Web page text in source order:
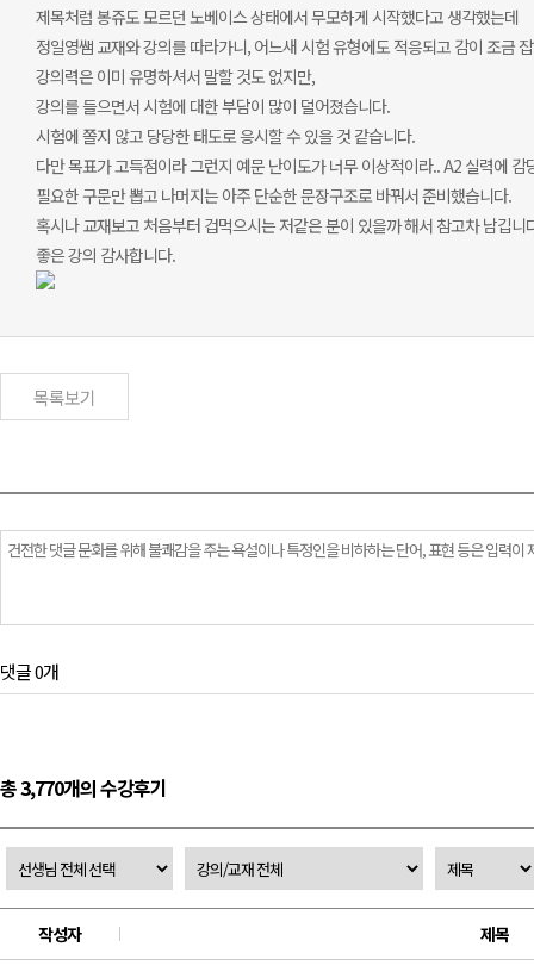
제목처럼 봉쥬도 모르던 노베이스 상태에서 무모하게 시작했다고 생각했는데
정일영쌤 교재와 강의를 따라가니, 어느새 시험 유형에도 적응되고 감이 조금
강의력은 이미 유명하셔서 말할 것도 없지만,
강의를 들으면서 시험에 대한 부담이 많이 덜어졌습니다.
시험에 쫄지 않고 당당한 태도로 응시할 수 있을 것 같습니다.
다만 목표가 고득점이라 그런지 예문 난이도가 너무 이상적이라.. A2 실력에
필요한 구문만 뽑고 나머지는 아주 단순한 문장구조로 바꿔서 준비했습니다.
혹시나 교재보고 처음부터 겁먹으시는 저같은 분이 있을까 해서 참고차 남깁니
좋은 강의 감사합니다.
목록보기
댓글 0개
총 3,770개의 수강후기
작성자 제목